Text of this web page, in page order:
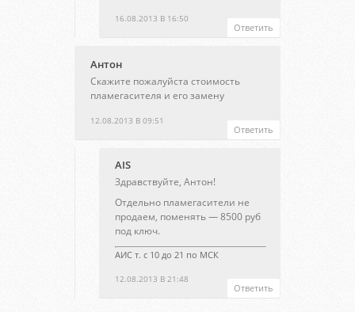
16.08.2013 В 16:50
Ответить
Антон
12.08.2013 В 09:51
Скажите пожалуйста стоимость
пламегасителя и его замену
Ответить
AIS
12.08.2013 В 21:48
Здравствуйте, Антон!
Отдельно пламегасители не
продаем, поменять — 8500 руб
под ключ.
АИС т. с 10 до 21 по МСК
Ответить